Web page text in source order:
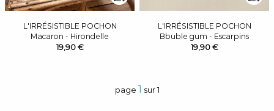
L'IRRÉSISTIBLE POCHON
Macaron - Hirondelle
19,90 €
L'IRRÉSISTIBLE POCHON
Bbuble gum - Escarpins
19,90 €
page 1 sur 1